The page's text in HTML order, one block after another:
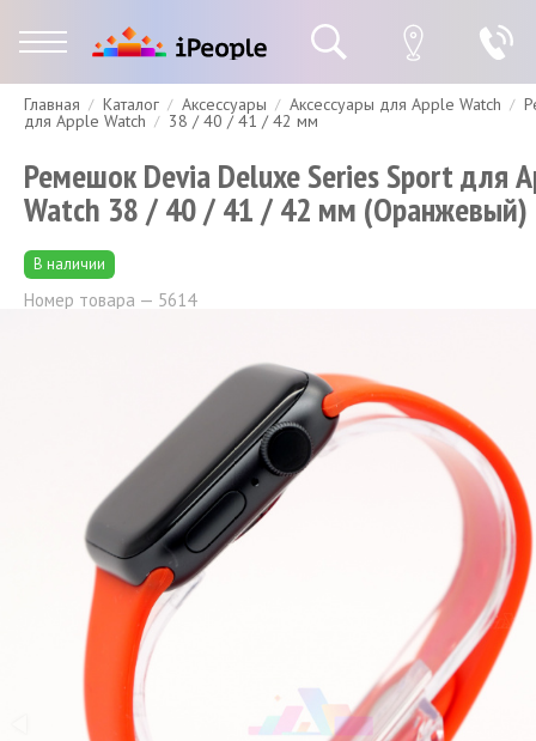
Гарантия Доставка и оплата Спецпредложения Скидки
Главная Каталог Аксессуары Аксессуары для Apple Watch
для Apple Watch 38 / 40 / 41 / 42 мм
Ремешок Devia Deluxe Series Sport для
Watch 38 / 40 / 41 / 42 мм (Оранжевый)
В наличии
Номер товара — 5614